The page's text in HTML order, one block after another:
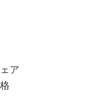
ア